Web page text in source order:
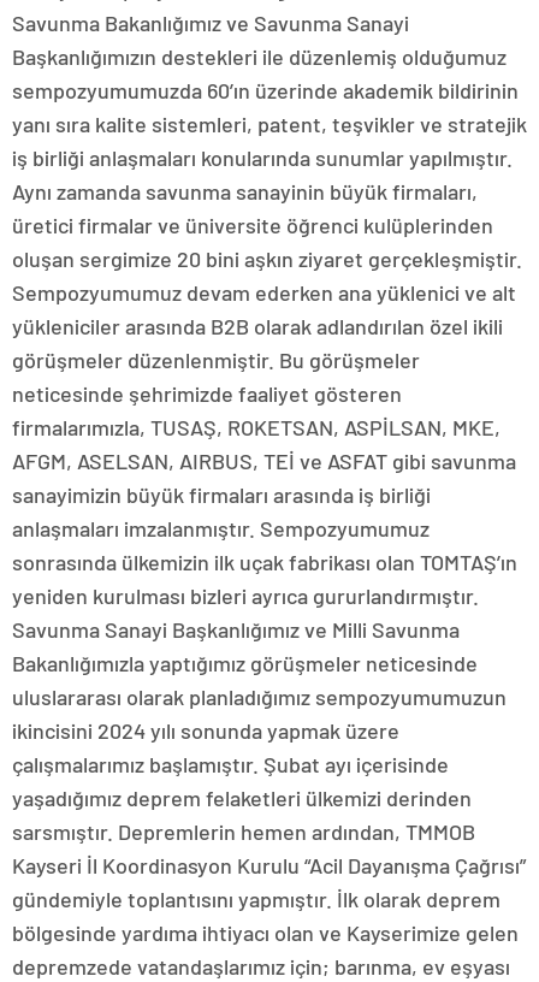
Savunma Bakanlığımız ve Savunma Sanayi
Başkanlığımızın destekleri ile düzenlemiş olduğumuz
sempozyumumuzda 60’ın üzerinde akademik bildirinin
yanı sıra kalite sistemleri, patent, teşvikler ve stratejik
iş birliği anlaşmaları konularında sunumlar yapılmıştır.
Aynı zamanda savunma sanayinin büyük firmaları,
üretici firmalar ve üniversite öğrenci kulüplerinden
oluşan sergimize 20 bini aşkın ziyaret gerçekleşmiştir.
Sempozyumumuz devam ederken ana yüklenici ve alt
yükleniciler arasında B2B olarak adlandırılan özel ikili
görüşmeler düzenlenmiştir. Bu görüşmeler
neticesinde şehrimizde faaliyet gösteren
firmalarımızla, TUSAŞ, ROKETSAN, ASPİLSAN, MKE,
AFGM, ASELSAN, AIRBUS, TEİ ve ASFAT gibi savunma
sanayimizin büyük firmaları arasında iş birliği
anlaşmaları imzalanmıştır. Sempozyumumuz
sonrasında ülkemizin ilk uçak fabrikası olan TOMTAŞ’ın
yeniden kurulması bizleri ayrıca gururlandırmıştır.
Savunma Sanayi Başkanlığımız ve Milli Savunma
Bakanlığımızla yaptığımız görüşmeler neticesinde
uluslararası olarak planladığımız sempozyumumuzun
ikincisini 2024 yılı sonunda yapmak üzere
çalışmalarımız başlamıştır. Şubat ayı içerisinde
yaşadığımız deprem felaketleri ülkemizi derinden
sarsmıştır. Depremlerin hemen ardından, TMMOB
Kayseri İl Koordinasyon Kurulu “Acil Dayanışma Çağrısı”
gündemiyle toplantısını yapmıştır. İlk olarak deprem
bölgesinde yardıma ihtiyacı olan ve Kayserimize gelen
depremzede vatandaşlarımız için; barınma, ev eşyası